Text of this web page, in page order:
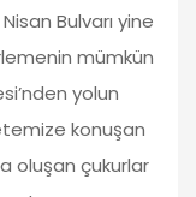
Bulvarı yine
mümkün
yolun
konuşan
oluşan çukurlar